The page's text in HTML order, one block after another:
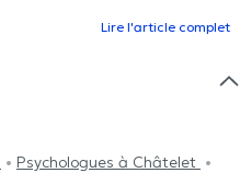
Lire l'article complet
Psychologues à Châtelet